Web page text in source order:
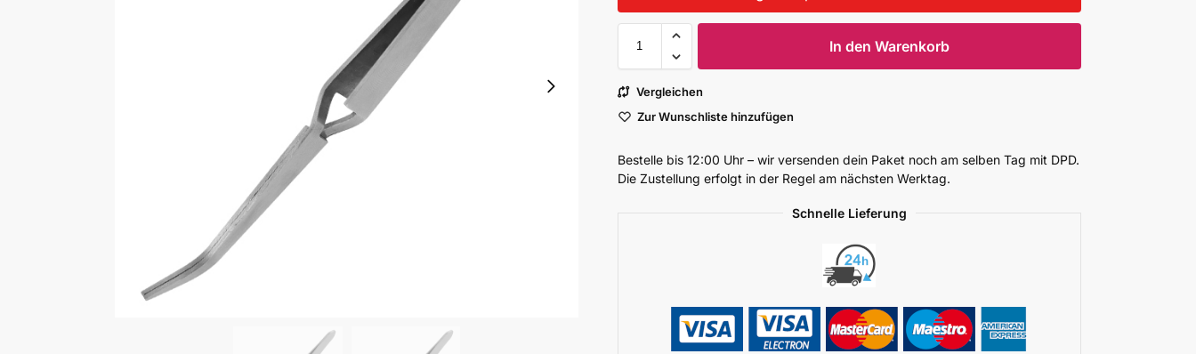
In den Warenkorb
Vergleichen
Zur Wunschliste hinzufügen
Bestelle bis 12:00 Uhr – wir versenden dein Paket noch am selben Tag mit DPD.
Die Zustellung erfolgt in der Regel am nächsten Werktag.
Schnelle Lieferung